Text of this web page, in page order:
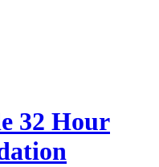
32 Hour